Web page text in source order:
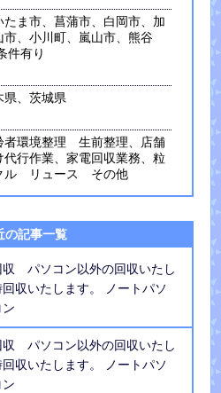
ま市、菖蒲市、白岡市、加
、小川町、嵐山市、熊谷
件有り
県、茨城県
者環境整理 生前整理、店舗
行作業、家電回収業務、粒
ル リュース その他
の記事一覧
パソコン以外の回収いたし
収いたします。 ノートパソ
パソコン以外の回収いたし
収いたします。 ノートパソ